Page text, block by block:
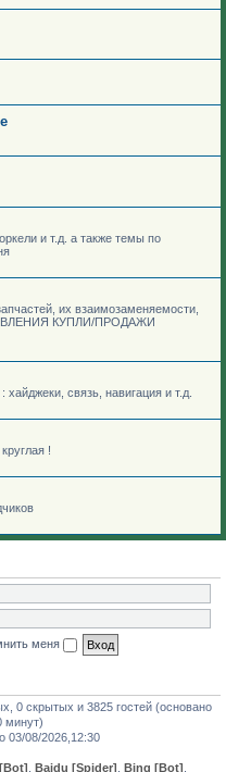
и т.д. а также темы по
их взаимозаменяемости,
КУПЛИ/ПРОДАЖИ
связь, навигация и т.д.
!
меня
0 скрытых и 3825 гостей (основано
минут)
03/08/2026,12:30
Baidu [Spider] Bing [Bot]